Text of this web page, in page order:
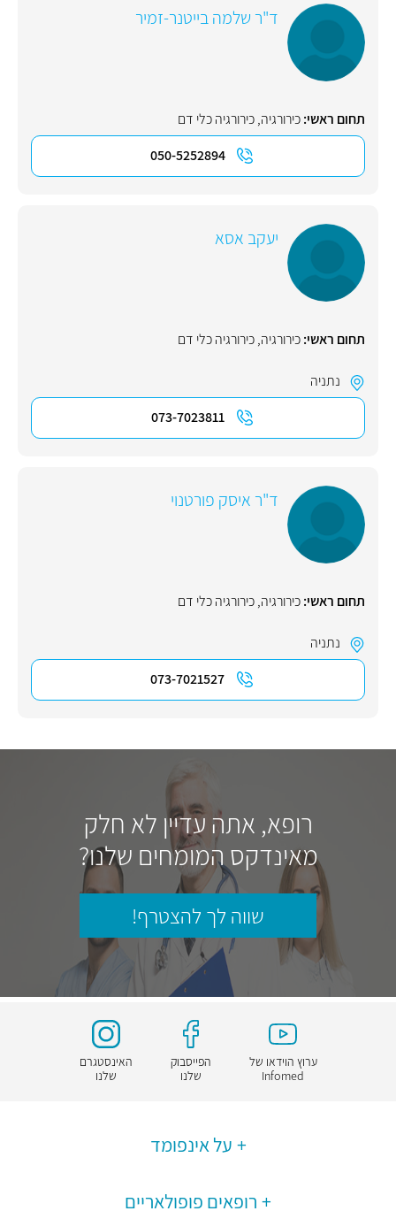
ד"ר שלמה בייטנר-זמיר
תחום ראשי:כירורגיה,כירורגיה כלי דם
050-5252894
יעקב אסא
תחום ראשי:כירורגיה,כירורגיה כלי דם
נתניה
073-7023811
ד"ר איסק פורטנוי
תחום ראשי:כירורגיה,כירורגיה כלי דם
נתניה
073-7021527
רופא, אתה עדיין לא חלק
מאינדקס המומחים שלנו?
שווה לך להצטרף!
ערוץ הוידאו של
Infomed
הפייסבוק
שלנו
האינסטגרם
שלנו
על אינפומד
רופאים פופולאריים